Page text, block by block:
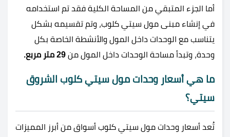
أما الجزء المتبقي من المساحة الكلية فقد تم استخدامه
في إنشاء مبنى مول سيتي كلوب، وتم تقسيمه بشكل
يتناسب مع الوحدات داخل المول والأنشطة الخاصة بكل
وحدة، وتبدأ مساحة الوحدات داخل المول من 29 متر مربع.
ما هي أسعار وحدات مول سيتي كلوب الشروق
سيتي؟
تُعد أسعار وحدات مول سيتي كلوب أسواق من أبرز المميزات